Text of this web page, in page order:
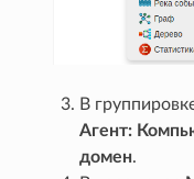
В
Агент:
домен.